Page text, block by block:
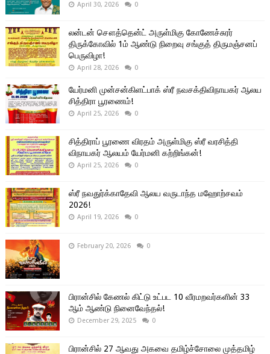
April 30, 2026 0
லன்டன் சௌத்தென்ட் அருள்மிகு கோணேச்சுரர்
திருக்கோவில் 1ம் ஆண்டு நிறைவு சங்குத் திருமஞ்சனப்
பெருவிழா!
April 28, 2026 0
யேர்மனி முன்சன்கிளட்பாக் ஸ்ரீ நவசக்திவிநாயகர் ஆலய
சித்திரா பூரணைம்!
April 25, 2026 0
சித்திராப் பூரணை விரதம் அருள்மிகு ஸ்ரீ வரசித்தி
விநாயகர் ஆலயம் யேர்மனி கற்றிங்கன்!
April 25, 2026 0
ஸ்ரீ நவதுர்க்காதேவி ஆலய வருடாந்த மஹோற்சவம்
2026!
April 19, 2026 0
February 20, 2026 0
பிரான்சில் கேணல் கிட்டு உட்பட 10 வீரமறவர்களின் 33
ஆம் ஆண்டு நினைவேந்தல்!
December 29, 2025 0
பிரான்சில் 27 ஆவது அகவை தமிழ்ச்சோலை முத்தமிழ்